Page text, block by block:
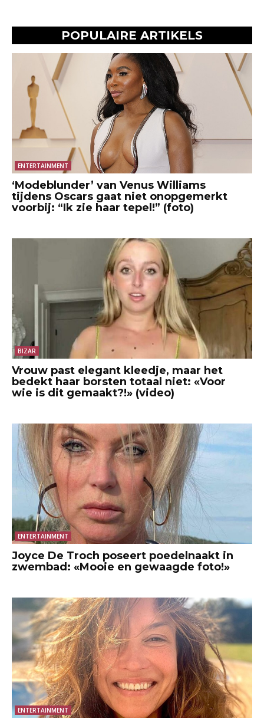
POPULAIRE ARTIKELS
ENTERTAINMENT
‘Modeblunder’ van Venus Williams
tijdens Oscars gaat niet onopgemerkt
voorbij: “Ik zie haar tepel!” (foto)
BIZAR
Vrouw past elegant kleedje, maar het
bedekt haar borsten totaal niet: «Voor
wie is dit gemaakt?!» (video)
ENTERTAINMENT
Joyce De Troch poseert poedelnaakt in
zwembad: «Mooie en gewaagde foto!»
ENTERTAINMENT